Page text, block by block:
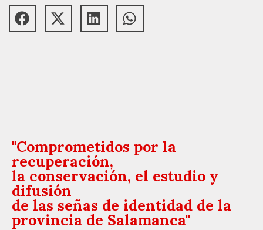
"Comprometidos por la
recuperación,
la conservación, el estudio y
difusión
de las señas de identidad de la
provincia de Salamanca"